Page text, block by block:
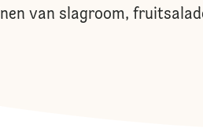
van slagroom,